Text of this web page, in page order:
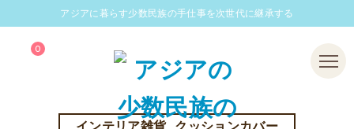
アジアに暮らす少数民族の手仕事を次世代に継承する
0 Menu
インテリア雑貨_クッションカバー